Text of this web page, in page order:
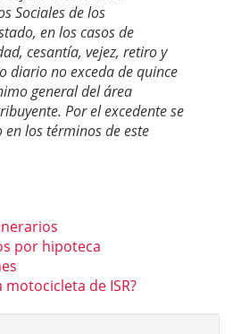
Sociales de los
en los casos de
cesantía, vejez, retiro y
diario no exceda de quince
general del área
Por el excedente se
los términos de este
por hipoteca
motocicleta de ISR?